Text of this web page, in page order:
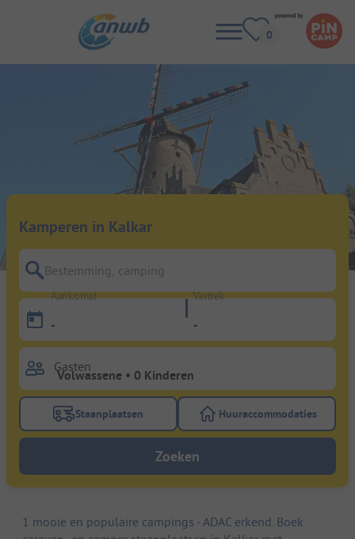
Kamperen in Kalkar
Bestemming, camping
Aankomst
-
Vertrek
-
Gasten
Gebruik de filterknop staanplaatsen om te zoeken
Staanplaatsen Gebruik de
Huuraccommodaties
Zoeken
1 mooie en populaire campings - ADAC erkend. Boek